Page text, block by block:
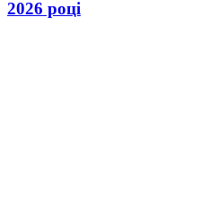
2026 році